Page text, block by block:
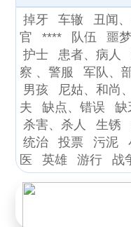
掉牙 车辙 丑闻
官
**** 队伍 噩
护士
患者、病人
察 、警服
军队、
男孩
尼姑、和尚
夫
缺点、错误 缺
杀害、杀人
生锈
统治
投票 污泥
医
英雄 游行 战